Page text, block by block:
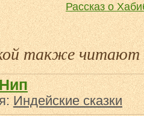
Рассказ о
также читают
Индейские сказки